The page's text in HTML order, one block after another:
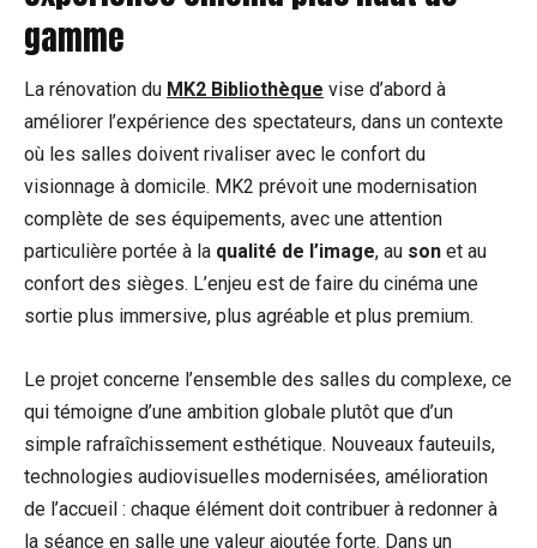
gamme
La rénovation du MK2 Bibliothèque vise d’abord à
améliorer l’expérience des spectateurs, dans un contexte
où les salles doivent rivaliser avec le confort du
visionnage à domicile. MK2 prévoit une modernisation
complète de ses équipements, avec une attention
particulière portée à la qualité de l’image, au son et au
confort des sièges. L’enjeu est de faire du cinéma une
sortie plus immersive, plus agréable et plus premium.
Le projet concerne l’ensemble des salles du complexe, ce
qui témoigne d’une ambition globale plutôt que d’un
simple rafraîchissement esthétique. Nouveaux fauteuils,
technologies audiovisuelles modernisées, amélioration
de l’accueil : chaque élément doit contribuer à redonner à
la séance en salle une valeur ajoutée forte. Dans un